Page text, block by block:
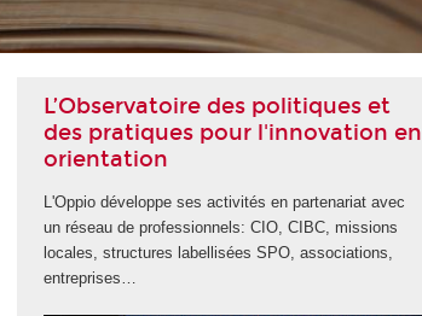
L’Observatoire des politiques et
des pratiques pour l'innovation en
orientation
L'Oppio développe ses activités en partenariat avec
un réseau de professionnels: CIO, CIBC, missions
locales, structures labellisées SPO, associations,
entreprises…